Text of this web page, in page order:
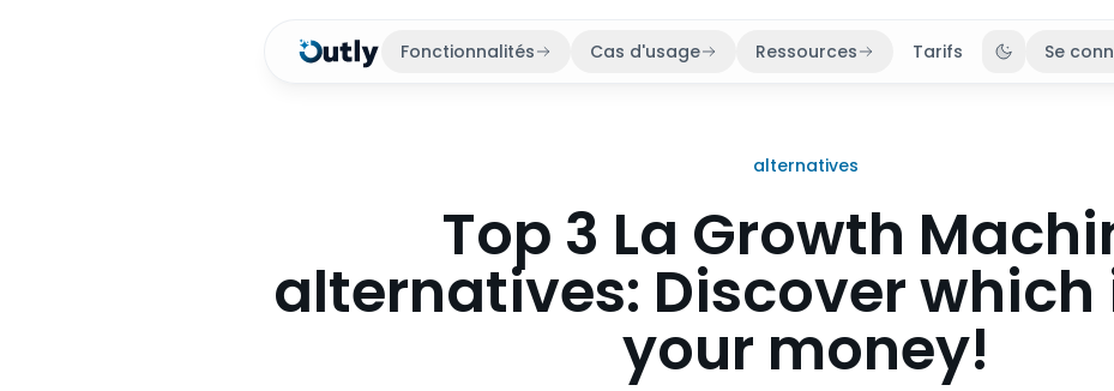
Fonctionnalités Cas d'usage Ressources Tarifs Basculer le
Se
alternatives
Top 3 La Growth
alternatives: Discover which
your money!